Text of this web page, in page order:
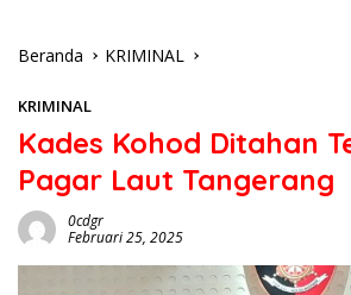
Beranda KRIMINAL
KRIMINAL
Kades Kohod Ditahan
Pagar Laut Tangerang
0cdgr
Februari 25, 2025